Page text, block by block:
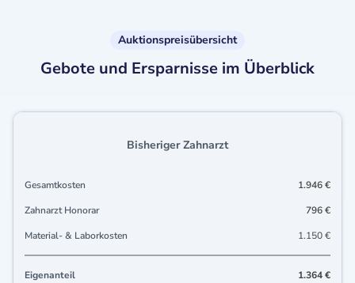
Auktionspreisübersicht
Gebote und Ersparnisse im Überblick
Bisheriger Zahnarzt
Gesamtkosten
1.946 €
Zahnarzt Honorar
796 €
Material- & Laborkosten
1.150 €
Eigenanteil 1.364 €